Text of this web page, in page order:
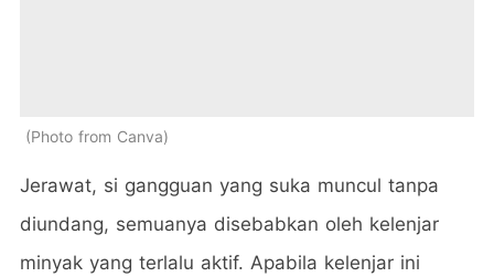
Photo from Canva
Jerawat, si gangguan yang suka muncul tanpa
diundang, semuanya disebabkan oleh kelenjar
minyak yang terlalu aktif. Apabila kelenjar ini